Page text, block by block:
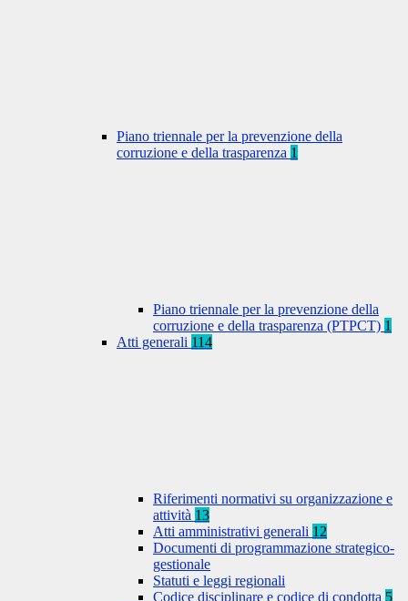
Piano triennale per la prevenzione della
corruzione e della trasparenza 1
Piano triennale per la prevenzione della
corruzione e della trasparenza (PTPCT) 1
Atti generali 114
Riferimenti normativi su organizzazione e
attività 13
Atti amministrativi generali 12
Documenti di programmazione strategico-
gestionale
Statuti e leggi regionali
Codice disciplinare e codice di condotta 5